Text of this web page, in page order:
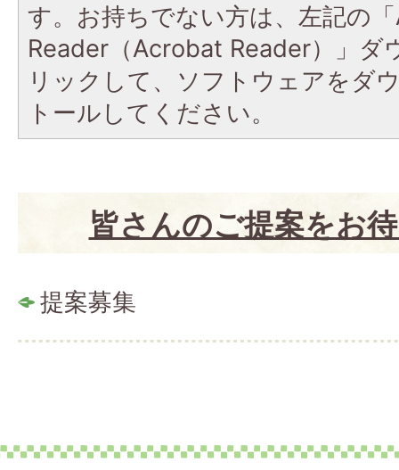
す。お持ちでない方は、左記の
Reader（Acrobat Reader）」ダ
リックして、ソフトウェアをダ
トールしてください。
皆さんのご提案をお
提案募集